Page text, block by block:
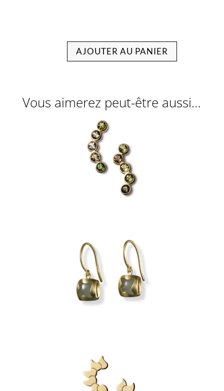
AJOUTER AU PANIER
Vous aimerez peut-être aussi…